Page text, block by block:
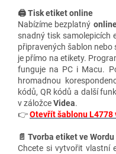
🖨️ Tisk etiket online
Nabízíme bezplatný
snadný tisk samolepicích
připravených šablon
je přímo na etikety.
funguje na PC i Macu.
hromadnou
kódů, QR kódů a další
v záložceVidea.
👉Otevřít šablonu L4778
📄 Tvorba etiket ve Wordu
Chcete si vytvořit vlastní